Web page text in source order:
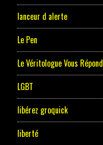
lanceur d alerte
Le Pen
Le Véritologue Vous Répond
LGBT
libérez groquick
liberté